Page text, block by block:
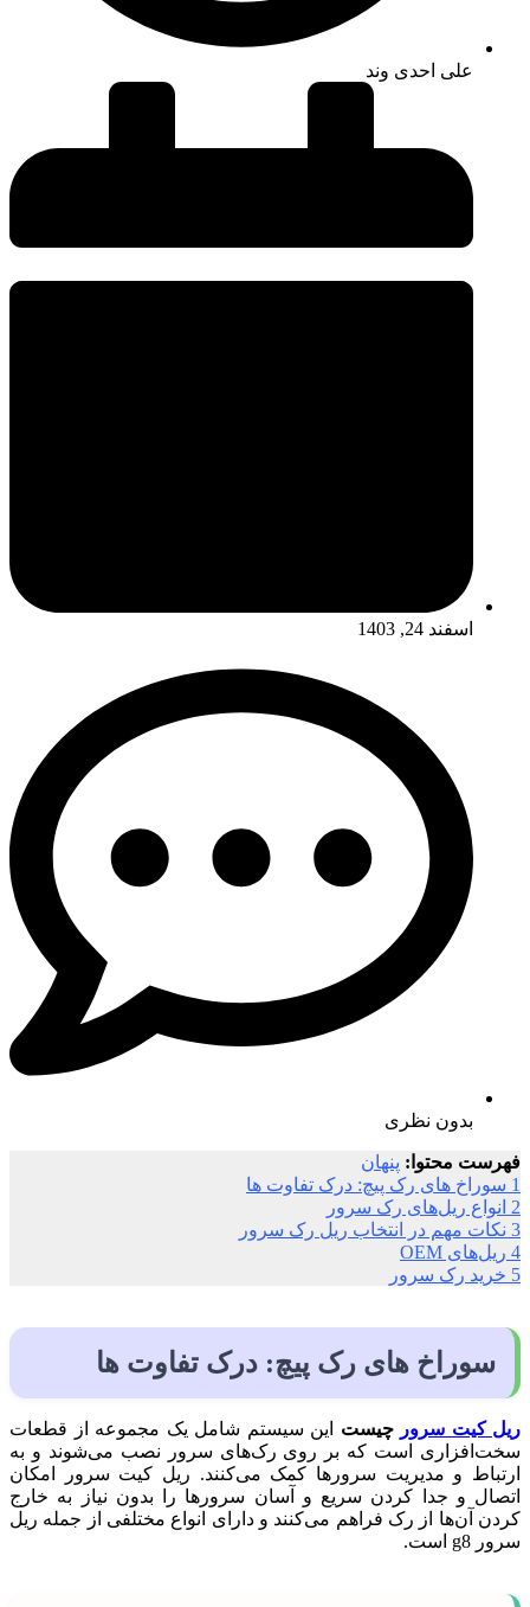
علی احدی وند
اسفند 24, 1403
بدون نظری
فهرست محتوا: پنهان
1 سوراخ های رک پیچ: درک تفاوت ها
2 انواع ریل‌های رک سرور
3 نکات مهم در انتخاب ریل رک سرور
4 ریل‌های OEM
5 خرید رک سرور
سوراخ های رک پیچ: درک تفاوت ها
ریل کیت سرور چیست این سیستم شامل یک مجموعه از قطعات
سخت‌افزاری است که بر روی رک‌های سرور نصب می‌شوند و به
ارتباط و مدیریت سرورها کمک می‌کنند. ریل کیت سرور امکان
اتصال و جدا کردن سریع و آسان سرورها را بدون نیاز به خارج
کردن آن‌ها از رک فراهم می‌کنند و دارای انواع مختلفی از جمله ریل
سرور g8 است.